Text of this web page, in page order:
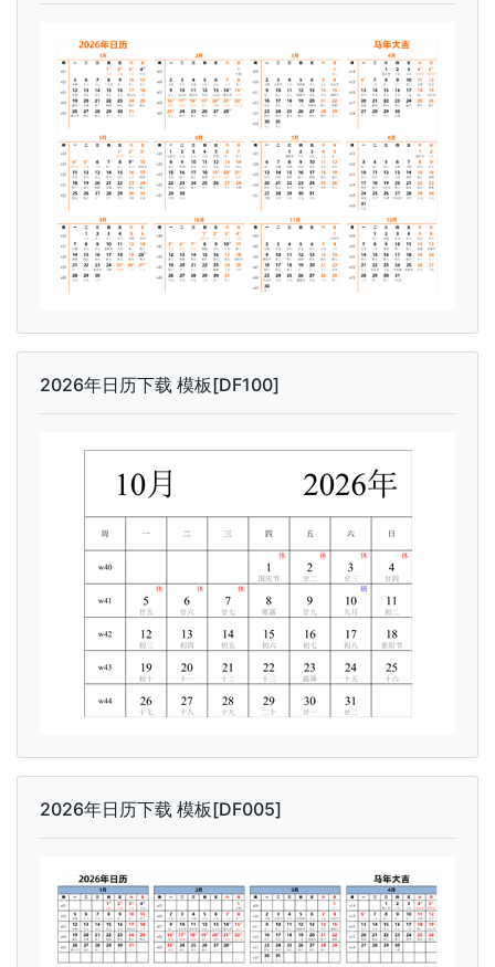
2026年日历下载 模板[DF100]
2026年日历下载 模板[DF005]